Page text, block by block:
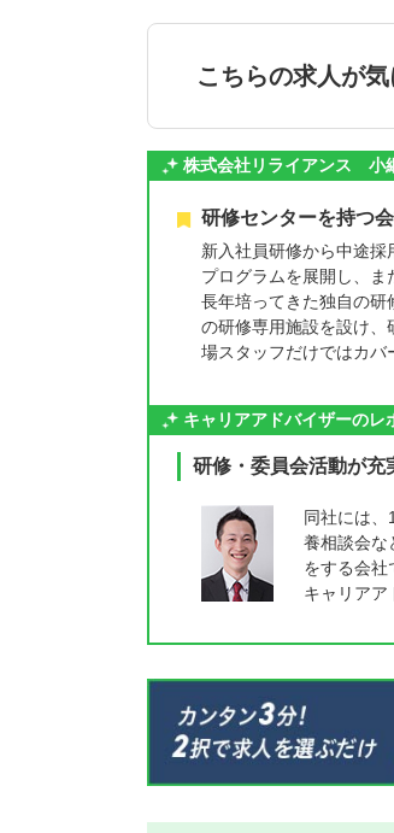
こちらの求人が
株式会社リライアンス 小
研修センターを持つ
新入社員研修から中途
プログラムを展開し、ま
長年培ってきた独自の研
の研修専用施設を設け、
場スタッフだけではカバ
キャリアアドバイザーのレ
研修・委員会活動が充
同社には、
養相談会な
をする会社
キャリア